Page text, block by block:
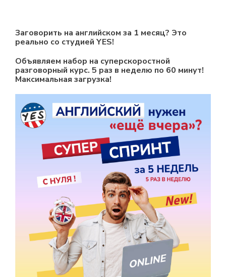
Заговорить на английском за 1 месяц? Это
реально со студией YES!
Объявляем набор на суперскоростной
разговорный курс. 5 раз в неделю по 60 минут!
Максимальная загрузка!